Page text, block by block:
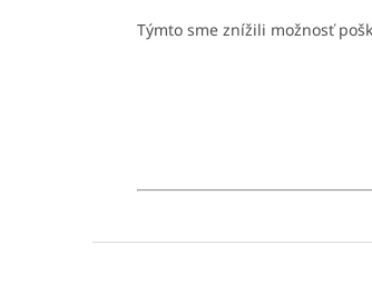
Týmto sme znížili možnosť